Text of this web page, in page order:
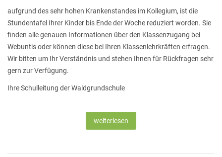
aufgrund des sehr hohen Krankenstandes im Kollegium, ist die
Stundentafel Ihrer Kinder bis Ende der Woche reduziert worden. Sie
finden alle genauen Informationen über den Klassenzugang bei
Webuntis oder können diese bei Ihren Klassenlehrkräften erfragen.
Wir bitten um Ihr Verständnis und stehen Ihnen für Rückfragen sehr
gern zur Verfügung.
Ihre Schulleitung der Waldgrundschule
weiterlesen